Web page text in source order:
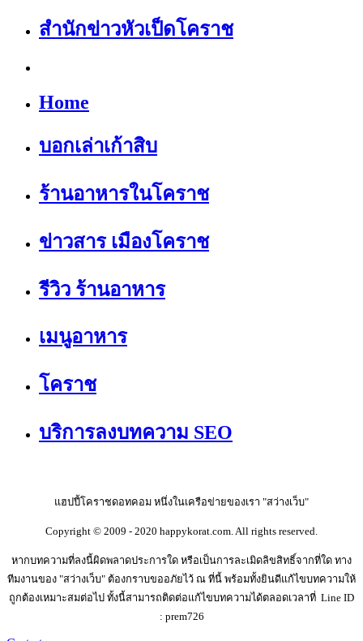
สำนักข่าวหัวเป็ดโคราช
Home
บอกเล่าเก้าสิบ
ร้านอาหารในโคราช
ข่าวสาร เมืองโคราช
รีวิว ร้านอาหาร
เมนูอาหาร
โคราช
บริการลงบทความ SEO
แฮปปี้โคราชดอทคอม หนึ่งในเครือข่ายของเรา "สว่างเว็บ"
Copyright © 2009 - 2020 happykorat.com. All rights reserved.
หากบทความที่ลงนี้ผิดพลาดประการใด หรือเป็นการละเมิดลิขสิทธิ์จากที่ใด ทาง
ทีมงานของ "สว่างเว็บ" ต้องกราบขออภัยไว้ ณ ที่นี้ พร้อมทั้งยินดีแก้ไขบทความให้
ถูกต้องเหมาะสมต่อไป ทั้งนี้สามารถติดต่อแก้ไขบทความได้ตลอดเวลาที่ Line ID
: prem726